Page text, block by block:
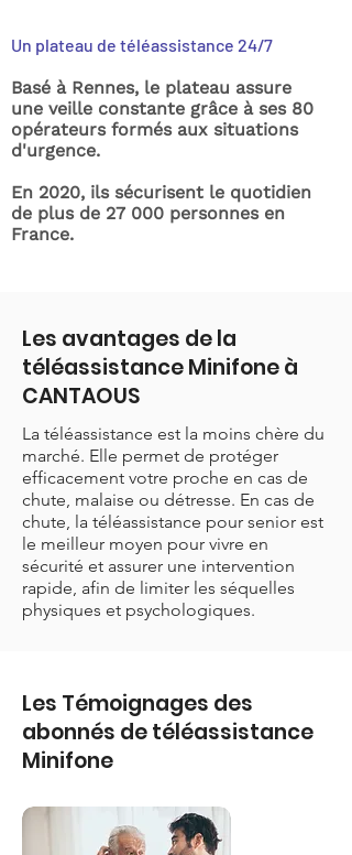
Un plateau de téléassistance 24/7
Basé à Rennes, le plateau assure
une veille constante grâce à ses 80
opérateurs formés aux situations
d'urgence.
En 2020, ils sécurisent le quotidien
de plus de 27 000 personnes en
France.
Les avantages de la
téléassistance Minifone à
CANTAOUS
La téléassistance est la moins chère du
marché. Elle permet de protéger
efficacement votre proche en cas de
chute, malaise ou détresse. En cas de
chute, la téléassistance pour senior est
le meilleur moyen pour vivre en
sécurité et assurer une intervention
rapide, afin de limiter les séquelles
physiques et psychologiques.
Les Témoignages des
abonnés de téléassistance
Minifone